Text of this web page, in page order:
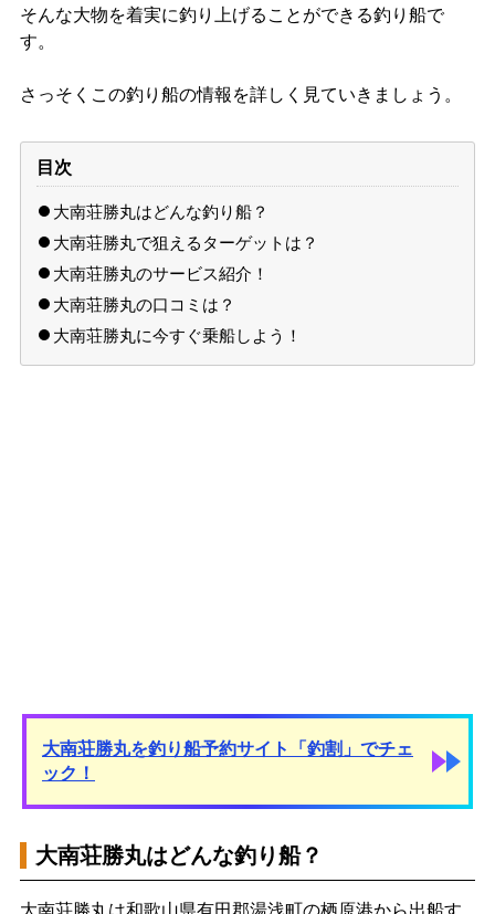
そんな大物を着実に釣り上げることができる釣り船で
す。
さっそくこの釣り船の情報を詳しく見ていきましょう。
目次
大南荘勝丸はどんな釣り船？
大南荘勝丸で狙えるターゲットは？
大南荘勝丸のサービス紹介！
大南荘勝丸の口コミは？
大南荘勝丸に今すぐ乗船しよう！
大南荘勝丸を釣り船予約サイト「釣割」でチェ
ック！
大南荘勝丸はどんな釣り船？
大南荘勝丸は和歌山県有田郡湯浅町の栖原港から出船す